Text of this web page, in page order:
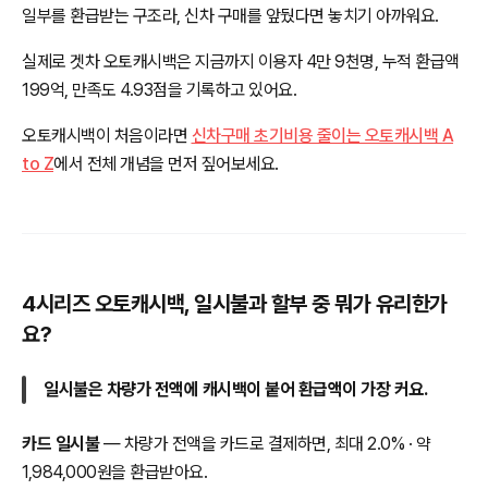
일부를 환급받는 구조라, 신차 구매를 앞뒀다면 놓치기 아까워요.
실제로 겟차 오토캐시백은 지금까지 이용자 4만 9천명, 누적 환급액
199억, 만족도 4.93점을 기록하고 있어요.
오토캐시백이 처음이라면 신차구매 초기비용 줄이는 오토캐시백 A
to Z에서 전체 개념을 먼저 짚어보세요.
4시리즈 오토캐시백, 일시불과 할부 중 뭐가 유리한가
요?
일시불은 차량가 전액에 캐시백이 붙어 환급액이 가장 커요.
카드 일시불— 차량가 전액을 카드로 결제하면, 최대 2.0% · 약
1,984,000원을 환급받아요.